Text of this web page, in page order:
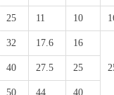
25 11 10
32 17.6 16
40 27.5 25
50 44 40